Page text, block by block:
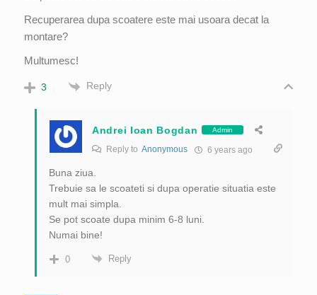
Recuperarea dupa scoatere este mai usoara decat la
montare?
Multumesc!
3 Reply
Andrei Ioan Bogdan Admin
Reply to Anonymous 6 years ago
Buna ziua.
Trebuie sa le scoateti si dupa operatie situatia este
mult mai simpla.
Se pot scoate dupa minim 6-8 luni.
Numai bine!
0 Reply